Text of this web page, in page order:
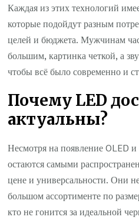
Каждая из этих технологий
которые подойдут разным
целей и бюджета. Мужчинам
большим, картинка четкой, а
чтобы всё было современно и
Почему LED
актуальны?
Несмотря на появление OLED
остаются самыми
цене и универсальности. Они
большом ассортименте по
кто не гонится за идеальной